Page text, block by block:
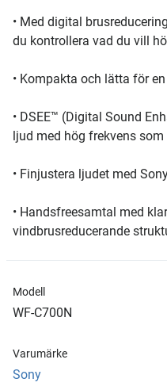
• Med digital
du kontrollera vad du vill
• Kompakta och lätta för
• DSEE™ (Digital Sound
ljud med hög frekvens
• Finjustera ljudet med
• Handsfreesamtal med
vindbrusreducerande
Modell
WF-C700N
Varumärke
Sony